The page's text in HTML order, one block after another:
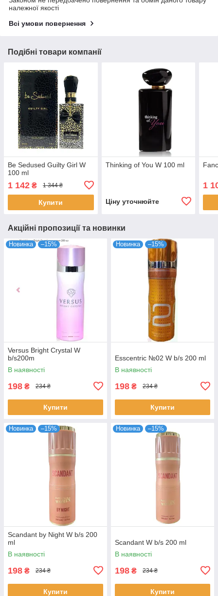
належної якості
Всі умови повернення
Подібні товари компанії
Be Sedused Guilty Girl W
100 ml
1 142 ₴ 1 344 ₴
Купити
Thinking of You W 100 ml
Ціну уточнюйте
1
Акційні пропозиції та новинки
Новинка –15%
Versus Bright Crystal W
b/s200m
В наявності
198 ₴ 234 ₴
Купити
Новинка –15%
Esscentric №02 W b/s 200 ml
В наявності
198 ₴ 234 ₴
Купити
Новинка –15%
Scandant by Night W b/s 200
ml
В наявності
198 ₴ 234 ₴
Купити
Новинка –15%
Scandant W b/s 200 ml
В наявності
198 ₴ 234 ₴
Купити